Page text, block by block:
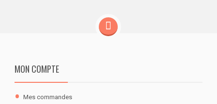
MON COMPTE
Mes commandes